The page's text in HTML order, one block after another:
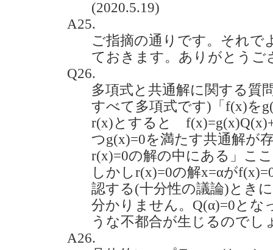
(2020.5.19)
A25.
ご指摘の通りです。それで
ておきます。ありがとうご
Q26.
多項式と共通解に関する質
すべて多項式です)「f(x)を
r(x)とすると
つg(x)=0を満たす共通解が
r(x)=0の解の中にある」こ
しかしr(x)=0の解x=αが
認する(十分性の議論)とき
分かりません。Q(α)=0とな
うな不都合が生じるのでし
A26.